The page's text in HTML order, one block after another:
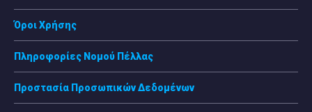
Όροι Χρήσης
Πληροφορίες Νομού Πέλλας
Προστασία Προσωπικών Δεδομένων